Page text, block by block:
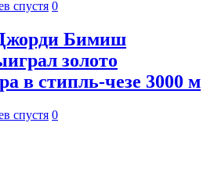
спустя 0
Бимиш
золото
в стипль-чезе 3000 м
спустя 0